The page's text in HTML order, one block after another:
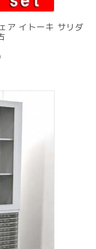
ア イトーキ サリダ